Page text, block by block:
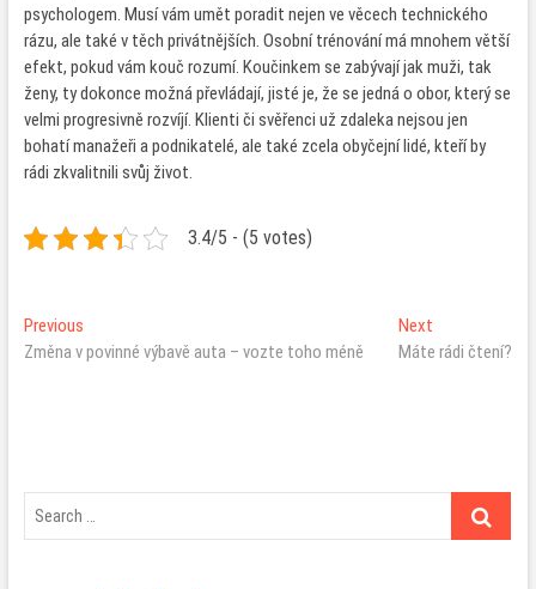
psychologem. Musí vám umět poradit nejen ve věcech technického
rázu, ale také v těch privátnějších. Osobní trénování má mnohem větší
efekt, pokud vám kouč rozumí. Koučinkem se zabývají jak muži, tak
ženy, ty dokonce možná převládají, jisté je, že se jedná o obor, který se
velmi progresivně rozvíjí. Klienti či svěřenci už zdaleka nejsou jen
bohatí manažeři a podnikatelé, ale také zcela obyčejní lidé, kteří by
rádi zkvalitnili svůj život.
3.4/5 - (5 votes)
Navigace
pro
PreviousPrevious
post:
Změna v povinné výbavě auta – vozte toho méně
Next
post:
Máte rádi čtení?